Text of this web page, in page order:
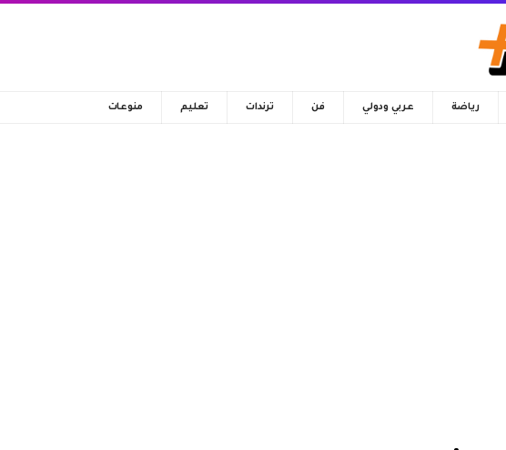
رياضة عربي ودولي فن ترندات تعليم منوعات